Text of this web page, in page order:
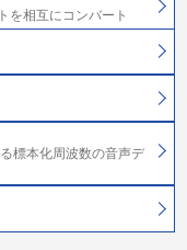
を相互にコンバート
標本化周波数の音声デ